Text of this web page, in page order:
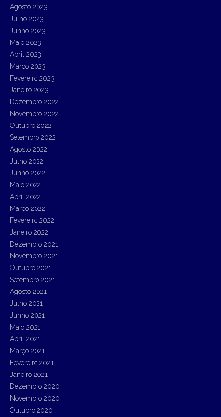
Agosto 2023
Julho 2023
Junho 2023
Maio 2023
Abril 2023
Março 2023
Fevereiro 2023
Janeiro 2023
Dezembro 2022
Novembro 2022
Outubro 2022
Setembro 2022
Agosto 2022
Julho 2022
Junho 2022
Maio 2022
Abril 2022
Março 2022
Fevereiro 2022
Janeiro 2022
Dezembro 2021
Novembro 2021
Outubro 2021
Setembro 2021
Agosto 2021
Julho 2021
Junho 2021
Maio 2021
Abril 2021
Março 2021
Fevereiro 2021
Janeiro 2021
Dezembro 2020
Novembro 2020
Outubro 2020